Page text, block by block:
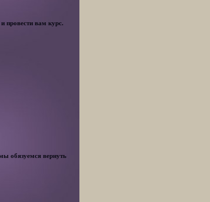
провести вам курс.
обязуемся вернуть